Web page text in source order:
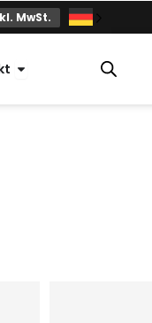
MwSt.
Offener Kontakt